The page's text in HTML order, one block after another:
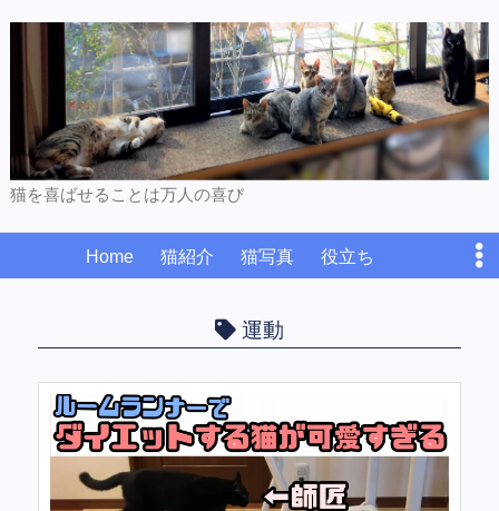
猫を喜ばせることは万人の喜び
Home 猫紹介 猫写真 役立ち
運動